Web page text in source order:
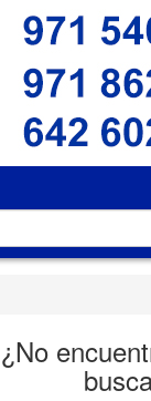
¿No